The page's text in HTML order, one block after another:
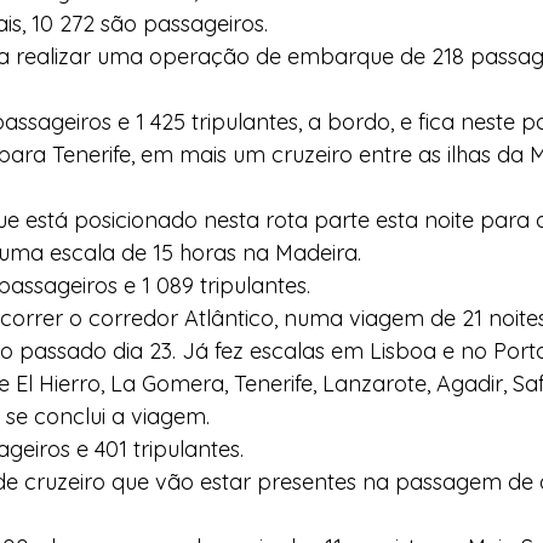
10 272 são passageiros.
realizar uma operação de embarque de 218
e 1 425 tripulantes, a bordo, e fica neste
Tenerife, em mais um cruzeiro entre as ilhas da
está posicionado nesta rota parte esta noite
escala de 15 horas na Madeira.
e 1 089 tripulantes.
o corredor Atlântico, numa viagem de 21
passado dia 23. Já fez escalas em Lisboa e no
El Hierro, La Gomera, Tenerife, Lanzarote, Agadir,
conclui a viagem.
e 401 tripulantes.
cruzeiro que vão estar presentes na passagem